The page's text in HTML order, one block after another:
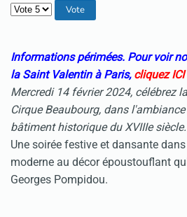
Veuillez voter
Informations périmées. Pour voir
la Saint Valentin à Paris, cliquez ICI
Mercredi 14 février 2024, célébrez
Cirque Beaubourg, dans
bâtiment historique du XVIIIe siècle.
Une soirée festive et dansante
moderne au décor époustouflant
Georges Pompidou.